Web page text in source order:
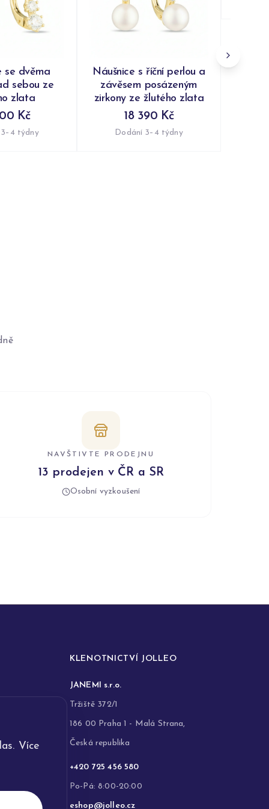
Více
se dvěma
sebou ze
zlata
Kč
týdny
Náušnice s říční perlou a
závěsem posázeným
zirkony ze žlutého zlata
18 390 Kč
Dodání 3–4 týdny
NAVŠTIVTE PRODEJNU
13 prodejen v ČR a SR
Osobní vyzkoušení
KLENOTNICTVÍ JOLLEO
JANEMI s.r.o.
Tržiště 372/1
186 00 Praha 1 - Malá Strana,
Česká republika
+420 725 456 580
Po-Pá: 8:00-20:00
eshop@jolleo.cz